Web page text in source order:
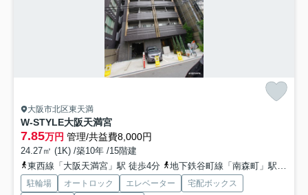
大阪市北区東天満
W-STYLE大阪天満宮
7.85万円 管理/共益費8,000円
24.27㎡ (1K) /築10年 /15階建
東西線「大阪天満宮」駅 徒歩4分
地下鉄谷町線「南森町」駅 徒歩7分
駐輪場 オートロック エレベーター
宅配ボックス